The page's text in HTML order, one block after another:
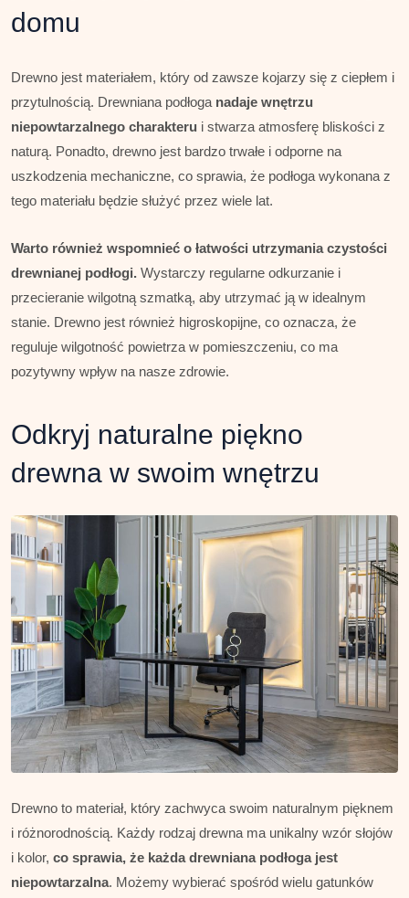
domu
Drewno jest materiałem, który od zawsze kojarzy się z ciepłem i
przytulnością. Drewniana podłoga nadaje wnętrzu
niepowtarzalnego charakteru i stwarza atmosferę bliskości z
naturą. Ponadto, drewno jest bardzo trwałe i odporne na
uszkodzenia mechaniczne, co sprawia, że podłoga wykonana z
tego materiału będzie służyć przez wiele lat.
Warto również wspomnieć o łatwości utrzymania czystości
drewnianej podłogi. Wystarczy regularne odkurzanie i
przecieranie wilgotną szmatką, aby utrzymać ją w idealnym
stanie. Drewno jest również higroskopijne, co oznacza, że
reguluje wilgotność powietrza w pomieszczeniu, co ma
pozytywny wpływ na nasze zdrowie.
Odkryj naturalne piękno
drewna w swoim wnętrzu
Drewno to materiał, który zachwyca swoim naturalnym pięknem
i różnorodnością. Każdy rodzaj drewna ma unikalny wzór słojów
i kolor, co sprawia, że każda drewniana podłoga jest
niepowtarzalna. Możemy wybierać spośród wielu gatunków